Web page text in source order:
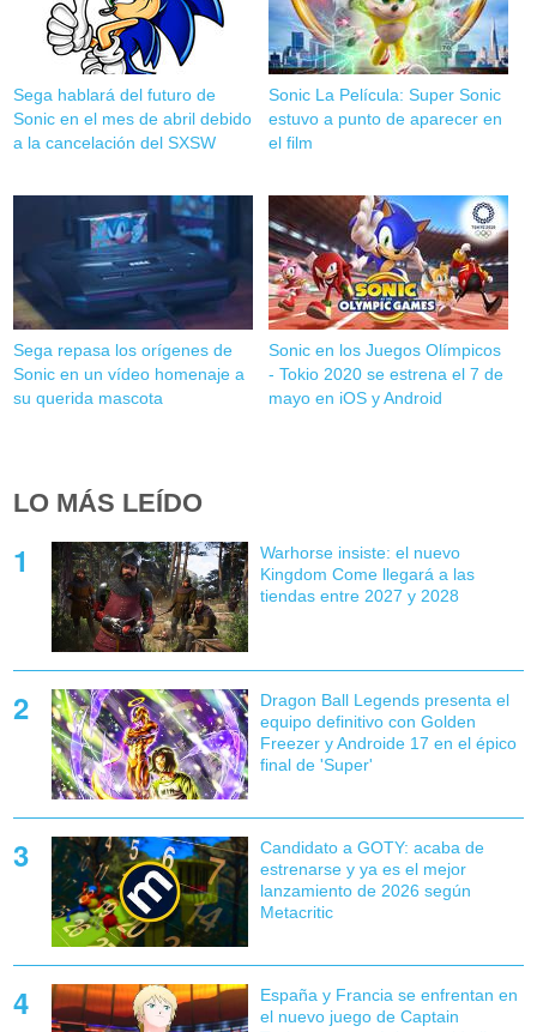
Sega hablará del futuro de
Sonic en el mes de abril debido
a la cancelación del SXSW
Sonic La Película: Super Sonic
estuvo a punto de aparecer en
el film
Sega repasa los orígenes de
Sonic en un vídeo homenaje a
su querida mascota
Sonic en los Juegos Olímpicos
- Tokio 2020 se estrena el 7 de
mayo en iOS y Android
LO MÁS LEÍDO
Warhorse insiste: el nuevo
Kingdom Come llegará a las
tiendas entre 2027 y 2028
Dragon Ball Legends presenta el
equipo definitivo con Golden
Freezer y Androide 17 en el épico
final de 'Super'
Candidato a GOTY: acaba de
estrenarse y ya es el mejor
lanzamiento de 2026 según
Metacritic
España y Francia se enfrentan en
el nuevo juego de Captain